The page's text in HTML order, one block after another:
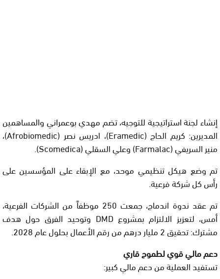
إنشاء لجنة استراتيجية للتوجيه، تضم مهدي بوعمراني والمساهمين
المديرين: كريم الحاج (Eramedic)، ادريس نصر (Afrobiomedic)،
منير السريفي (Farmalac) وعلي السقلي (Scomedica).
تم وضع هيكل تنظيمي موحد، مع الإبقاء على المؤسسين على
رأس كل شركة فرعية.
تم عقد ندوة اندماج، جمعت 250 موظفاً من الشركات الفرعية،
أمس، لتعزيز الالتزام بمشروع DMD وتوحيد الفرق حول هدف
مشترك: تحقيق 2 مليار درهم من رقم الأعمال بحلول عام 2028.
دعم مالي قوي لطموح قاري
تستفيد العملية من دعم مالي كبير: